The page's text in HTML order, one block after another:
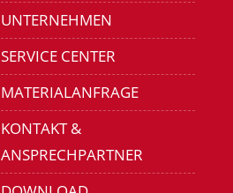
UNTERNEHMEN
SERVICE CENTER
MATERIALANFRAGE
KONTAKT &
ANSPRECHPARTNER